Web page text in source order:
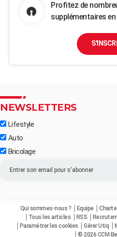
Profitez de
supplémentaires
NEWSLETTERS
Lifestyle
Auto
Bricolage
Qui sommes-nous ? Equipe
Tous les articles
RSS
Paramétrer les cookies
Gérer Utiq
© 2026 CCM